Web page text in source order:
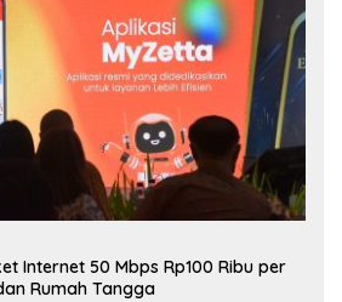
Internet 50 Mbps Rp100 Ribu per
Rumah Tangga